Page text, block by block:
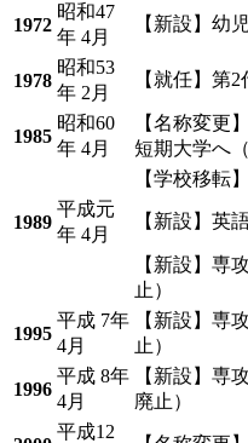
1972
昭和47
年 4月
【新設】幼
1978
昭和53
年 2月
【就任】第
1985
昭和60
年 4月
【名称変更
短期大学へ
【学校移転
1989
平成元
年 4月
【新設】英
【新設】専
止）
1995
平成 7年
4月
【新設】専
止）
1996
平成 8年
4月
【新設】専
廃止）
平成12